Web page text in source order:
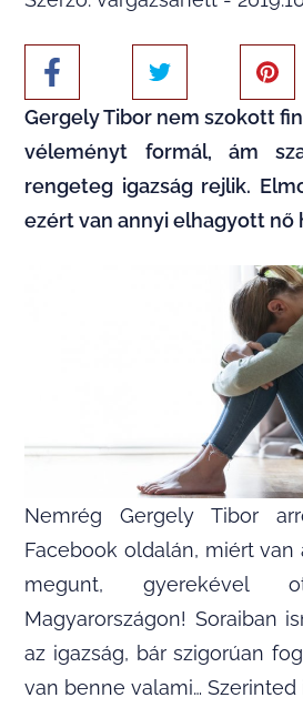
Gergely Tibor nem szokott
véleményt formál, ám
rengeteg igazság rejlik.
ezért van annyi elhagyott nő
Nemrég Gergely Tibor
Facebook oldalán, miért van
megunt, gyerekével
Magyarországon! Soraiban
az igazság, bár szigorúan
van benne valami… Szerinted